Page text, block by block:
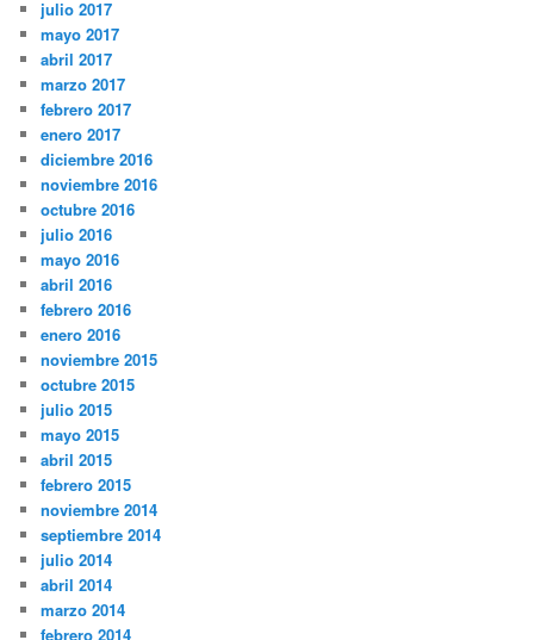
julio 2017
mayo 2017
abril 2017
marzo 2017
febrero 2017
enero 2017
diciembre 2016
noviembre 2016
octubre 2016
julio 2016
mayo 2016
abril 2016
febrero 2016
enero 2016
noviembre 2015
octubre 2015
julio 2015
mayo 2015
abril 2015
febrero 2015
noviembre 2014
septiembre 2014
julio 2014
abril 2014
marzo 2014
febrero 2014